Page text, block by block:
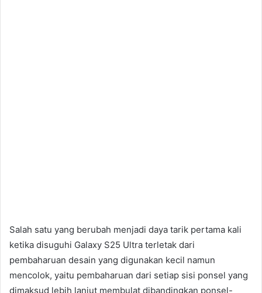
Salah satu yang berubah menjadi daya tarik pertama kali
ketika disuguhi Galaxy S25 Ultra terletak dari
pembaharuan desain yang digunakan kecil namun
mencolok, yaitu pembaharuan dari setiap sisi ponsel yang
dimaksud lebih lanjut membulat dibandingkan ponsel-